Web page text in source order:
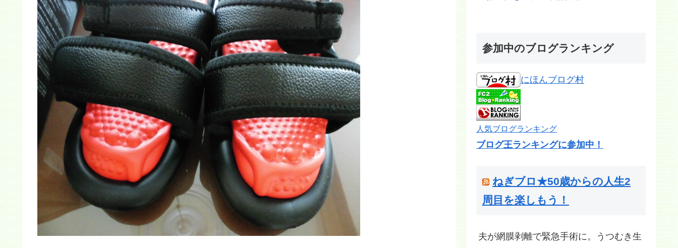
参加中のブログランキング
にほんブログ村
人気ブログランキング
ブログ王ランキングに参加中！
ねぎブロ★50歳からの人生2
周目を楽しもう！
夫が網膜剥離で緊急手術に。うつむき生